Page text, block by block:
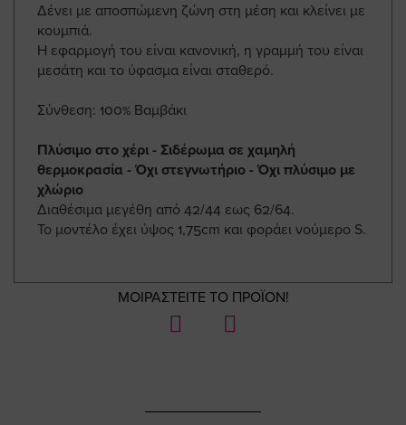
Δένει με αποσπώμενη ζώνη στη μέση και κλείνει με
κουμπιά.
Η εφαρμογή του είναι κανονική, η γραμμή του είναι
μεσάτη και το ύφασμα είναι σταθερό.
Σύνθεση: 100% Βαμβάκι
Πλύσιμο στο χέρι - Σιδέρωμα σε χαμηλή
θερμοκρασία - Όχι στεγνωτήριο - Όχι πλύσιμο με
χλώριο
Διαθέσιμα μεγέθη από 42/44 εως 62/64.
Το μοντέλο έχει ύψος 1,75cm και φοράει νούμερο S.
ΜΟΙΡΑΣΤΕΙΤΕ ΤΟ ΠΡΟΪΟΝ!